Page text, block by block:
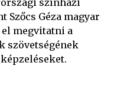
színházi
Szőcs Géza magyar
megvitatni a
szövetségének